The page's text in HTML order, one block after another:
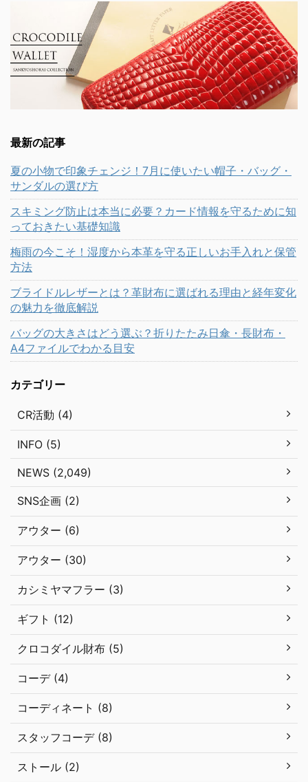
最新の記事
夏の小物で印象チェンジ！7月に使いたい帽子・バッグ・
サンダルの選び方
スキミング防止は本当に必要？カード情報を守るために知
っておきたい基礎知識
梅雨の今こそ！湿度から本革を守る正しいお手入れと保管
方法
ブライドルレザーとは？革財布に選ばれる理由と経年変化
の魅力を徹底解説
バッグの大きさはどう選ぶ？折りたたみ日傘・長財布・
A4ファイルでわかる目安
カテゴリー
CR活動 (4)
INFO (5)
NEWS (2,049)
SNS企画 (2)
アウター (6)
アウター (30)
カシミヤマフラー (3)
ギフト (12)
クロコダイル財布 (5)
コーデ (4)
コーディネート (8)
スタッフコーデ (8)
ストール (2)